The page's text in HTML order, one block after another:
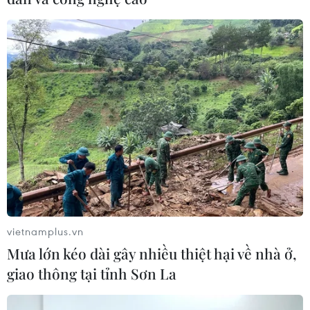
Ngoại binh ghi bàn phút bù giờ,
Thể Công ngược dòng khó tin trước
Quảng Nam
30/03/2024 16:24
Bàn thắng ở phút 90+5 của ngoại binh Joao Pedro đã
giúp Thể Công-Viettel 'lội ngược dòng' giành chiến
khách dẫn trước hai bàn trong hiệp một.
vietnamplus.vn
Mưa lớn kéo dài gây nhiều thiệt hại về nhà ở,
giao thông tại tỉnh Sơn La